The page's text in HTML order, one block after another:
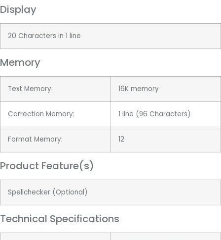
Display
20 Characters in 1 line
Memory
Text Memory: 16K memory
Correction Memory: 1 line (96 Characters)
Format Memory: 12
Product Feature(s)
Spellchecker (Optional)
Technical Specifications